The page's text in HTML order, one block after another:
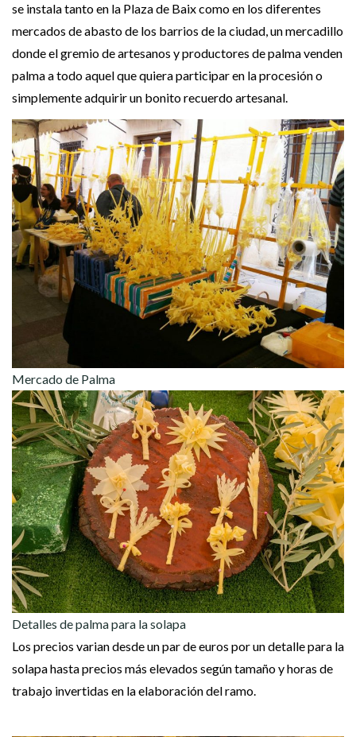
se instala tanto en la Plaza de Baix como en los diferentes
mercados de abasto de los barrios de la ciudad, un mercadillo
donde el gremio de artesanos y productores de palma venden
palma a todo aquel que quiera participar en la procesión o
simplemente adquirir un bonito recuerdo artesanal.
Mercado de Palma
Detalles de palma para la solapa
Los precios varian desde un par de euros por un detalle para la
solapa hasta precios más elevados según tamaño y horas de
trabajo invertidas en la elaboración del ramo.